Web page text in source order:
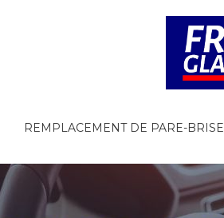
REMPLACEMENT DE PARE-BRISE